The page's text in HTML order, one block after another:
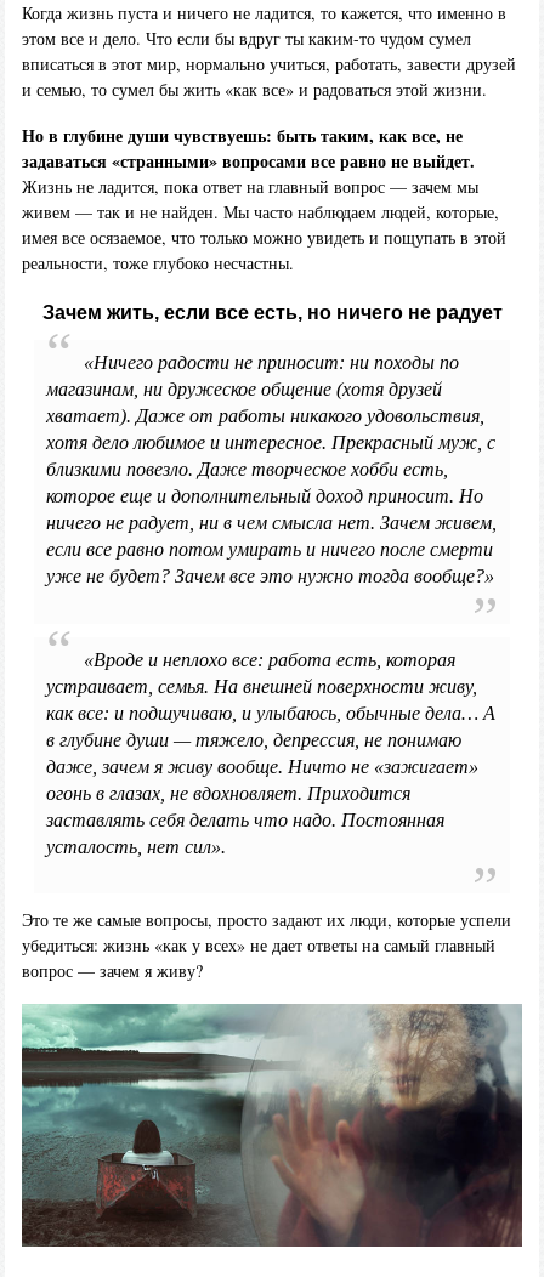
Когда жизнь пуста и ничего не ладится, то кажется, что именно в
этом все и дело. Что если бы вдруг ты каким-то чудом сумел
вписаться в этот мир, нормально учиться, работать, завести друзей
и семью, то сумел бы жить «как все» и радоваться этой жизни.
Но в глубине души чувствуешь: быть таким, как все, не
задаваться «странными» вопросами все равно не выйдет.
Жизнь не ладится, пока ответ на главный вопрос — зачем мы
живем — так и не найден. Мы часто наблюдаем людей, которые,
имея все осязаемое, что только можно увидеть и пощупать в этой
реальности, тоже глубоко несчастны.
Зачем жить, если все есть, но ничего не радует
«Ничего радости не приносит: ни походы по
магазинам, ни дружеское общение (хотя друзей
хватает). Даже от работы никакого удовольствия,
хотя дело любимое и интересное. Прекрасный муж, с
близкими повезло. Даже творческое хобби есть,
которое еще и дополнительный доход приносит. Но
ничего не радует, ни в чем смысла нет. Зачем живем,
если все равно потом умирать и ничего после смерти
уже не будет? Зачем все это нужно тогда вообще?»
«Вроде и неплохо все: работа есть, которая
устраивает, семья. На внешней поверхности живу,
как все: и подшучиваю, и улыбаюсь, обычные дела… А
в глубине души — тяжело, депрессия, не понимаю
даже, зачем я живу вообще. Ничто не «зажигает»
огонь в глазах, не вдохновляет. Приходится
заставлять себя делать что надо. Постоянная
усталость, нет сил».
Это те же самые вопросы, просто задают их люди, которые успели
убедиться: жизнь «как у всех» не дает ответы на самый главный
вопрос — зачем я живу?